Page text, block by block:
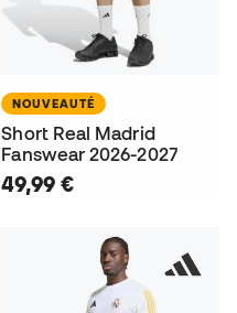
NOUVEAUTÉ
Short Real Madrid
Fanswear 2026-2027
49,99 €